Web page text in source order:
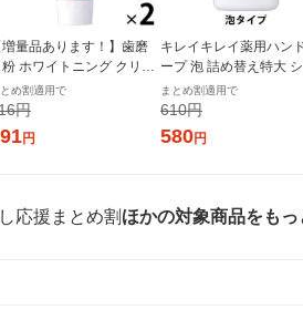
増量品あります！】歯磨
粉 ホワイトニング クリニ
アドバンテージ +ホワイト
ング ハミガキ クリアミン
130g 2セット ライオン
とめ割適用で
円
円
キレイキレイ薬用ハン
ープ 泡 詰め替え特大
スフルーティ 800ml 殺
湿 (泡タイプ)ライオン
まとめ割適用で
610円
580円
応援まとめ割 ほかの対象商品をもっ